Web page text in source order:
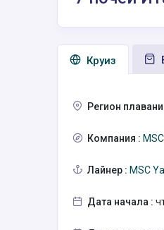
Круиз
Регион
Компания :
Лайнер : MSC
Дата начала :